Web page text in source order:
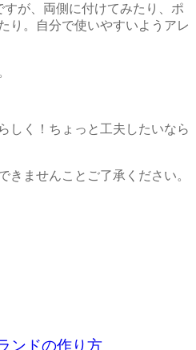
が、両側に付けてみたり、ポ
り。自分で使いやすいようアレ
しく！ちょっと工夫したいなら
ませんことご了承ください。
ンドの作り方